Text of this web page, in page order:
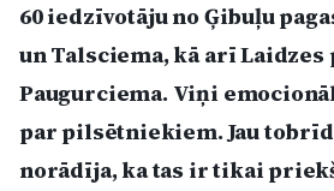
Kontakti
Ziņo redakcijai
60 iedzīvotāju no Ģibuļu
un Talsciema, kā arī Laidzes
Paugurciema. Viņi
par pilsētniekiem. Jau
norādīja, ka tas ir tikai